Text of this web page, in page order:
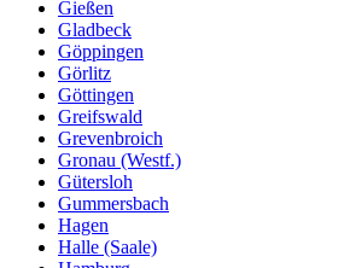
Gießen
Gladbeck
Göppingen
Görlitz
Göttingen
Greifswald
Grevenbroich
Gronau (Westf.)
Gütersloh
Gummersbach
Hagen
Halle (Saale)